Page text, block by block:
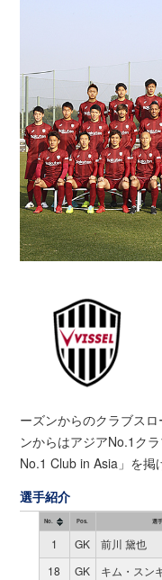
ーズンからのクラブス
ンからはアジアNo.1ク
No.1 Club in Asia」を掲
選手紹介
No. Pos. 選
1 GK 前川 黛也
18
GK キム・スン